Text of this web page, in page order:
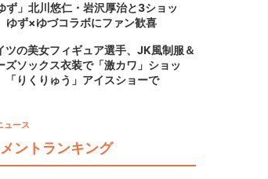
ず」北川悠仁・岩沢厚治と3ショッ
ゆず×ゆづコラボにファン歓喜
ツの美女フィギュア選手、JK風制服＆
ズソックス衣装で「激カワ」ショッ
りくりゅう」アイスショーで
ュース
ントランキング